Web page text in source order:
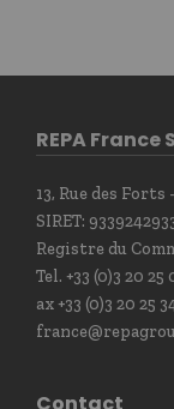
REPA France
13, Rue des
SIRET:
Registre du
Tel. +33 (0)3 20 25
ax +33 (0)3 20 25